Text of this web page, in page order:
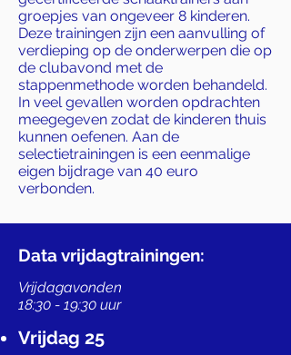
groepjes van ongeveer 8 kinderen.
Deze trainingen zijn een aanvulling of
verdieping op de onderwerpen die op
de clubavond met de
stappenmethode worden behandeld.
In veel gevallen worden opdrachten
meegegeven zodat de kinderen thuis
kunnen oefenen. Aan de
selectietrainingen is een eenmalige
eigen bijdrage van 40 euro
verbonden.
Data vrijdagtrainingen:
Vrijdagavonden
18:30 - 19:30 uur
Vrijdag 25